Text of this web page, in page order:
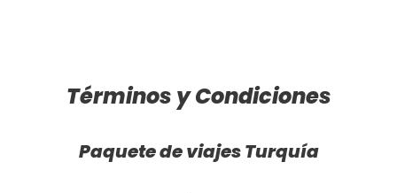
Términos y Condiciones
Paquete de viajes Turquía